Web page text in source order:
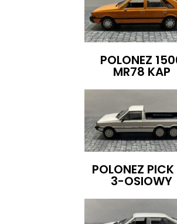
POLONEZ
MR78 KAP
POLONEZ PICK
3-OSIOWY